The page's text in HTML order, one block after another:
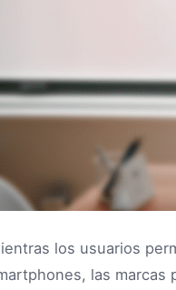
los usuarios
las marcas